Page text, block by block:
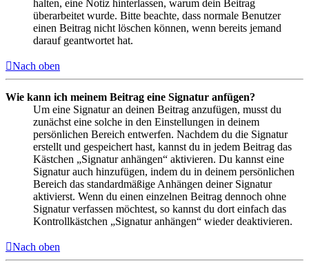
halten, eine Notiz hinterlassen, warum dein Beitrag
überarbeitet wurde. Bitte beachte, dass normale Benutzer
einen Beitrag nicht löschen können, wenn bereits jemand
darauf geantwortet hat.
Nach oben
Wie kann ich meinem Beitrag eine Signatur anfügen?
Um eine Signatur an deinen Beitrag anzufügen, musst du
zunächst eine solche in den Einstellungen in deinem
persönlichen Bereich entwerfen. Nachdem du die Signatur
erstellt und gespeichert hast, kannst du in jedem Beitrag das
Kästchen „Signatur anhängen“ aktivieren. Du kannst eine
Signatur auch hinzufügen, indem du in deinem persönlichen
Bereich das standardmäßige Anhängen deiner Signatur
aktivierst. Wenn du einen einzelnen Beitrag dennoch ohne
Signatur verfassen möchtest, so kannst du dort einfach das
Kontrollkästchen „Signatur anhängen“ wieder deaktivieren.
Nach oben